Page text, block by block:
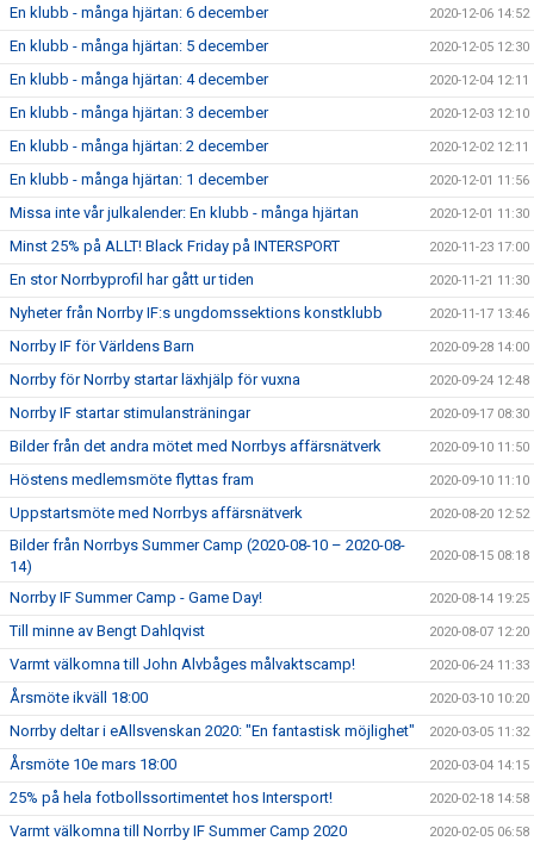
En klubb - många hjärtan: 6 december 2020-12-06 14:52
En klubb - många hjärtan: 5 december 2020-12-05 12:30
En klubb - många hjärtan: 4 december 2020-12-04 12:11
En klubb - många hjärtan: 3 december 2020-12-03 12:10
En klubb - många hjärtan: 2 december 2020-12-02 12:11
En klubb - många hjärtan: 1 december 2020-12-01 11:56
Missa inte vår julkalender: En klubb - många hjärtan 2020-12-01 11:30
Minst 25% på ALLT! Black Friday på INTERSPORT 2020-11-23 17:00
En stor Norrbyprofil har gått ur tiden 2020-11-21 11:30
Nyheter från Norrby IF:s ungdomssektions konstklubb 2020-11-17 13:46
Norrby IF för Världens Barn 2020-09-28 14:00
Norrby för Norrby startar läxhjälp för vuxna 2020-09-24 12:48
Norrby IF startar stimulansträningar 2020-09-17 08:30
Bilder från det andra mötet med Norrbys affärsnätverk 2020-09-10 11:50
Höstens medlemsmöte flyttas fram 2020-09-10 11:10
Uppstartsmöte med Norrbys affärsnätverk 2020-08-20 12:52
Bilder från Norrbys Summer Camp (2020-08-10 – 2020-08-
14)
2020-08-15 08:18
Norrby IF Summer Camp - Game Day! 2020-08-14 19:25
Till minne av Bengt Dahlqvist 2020-08-07 12:20
Varmt välkomna till John Alvbåges målvaktscamp! 2020-06-24 11:33
Årsmöte ikväll 18:00 2020-03-10 10:20
Norrby deltar i eAllsvenskan 2020: "En fantastisk möjlighet" 2020-03-05 11:32
Årsmöte 10e mars 18:00 2020-03-04 14:15
25% på hela fotbollssortimentet hos Intersport! 2020-02-18 14:58
Varmt välkomna till Norrby IF Summer Camp 2020 2020-02-05 06:58